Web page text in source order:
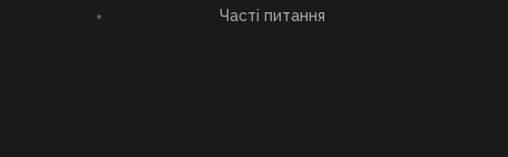
Часті питання